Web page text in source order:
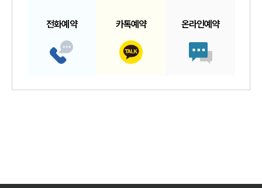
전화예약 카톡예약 온라인예약